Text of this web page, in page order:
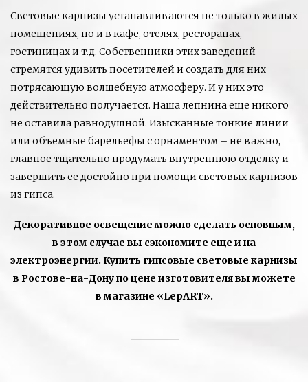
Световые карнизы устанавливаются не только в жилых
помещениях, но и в кафе, отелях, ресторанах,
гостиницах и т.д. Собственники этих заведений
стремятся удивить посетителей и создать для них
потрясающую волшебную атмосферу. И у них это
действительно получается. Наша лепнина еще никого
не оставила равнодушной. Изысканные тонкие линии
или объемные барельефы с орнаментом – не важно,
главное тщательно продумать внутреннюю отделку и
завершить ее достойно при помощи световых карнизов
из гипса.
Декоративное освещение можно сделать основным,
в этом случае вы сэкономите еще и на
электроэнергии. Купить гипсовые световые карнизы
в Ростове-на-Дону по цене изготовителя вы можете
в магазине «LepART».